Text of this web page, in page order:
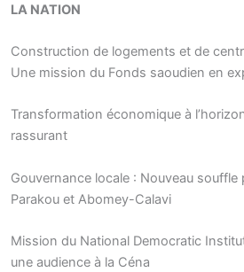
LA NATION
Construction de logements et de
Une mission du Fonds saoudien en
Transformation économique à
rassurant
Gouvernance locale : Nouveau
Parakou et Abomey-Calavi
Mission du National Democratic
une audience à la Céna